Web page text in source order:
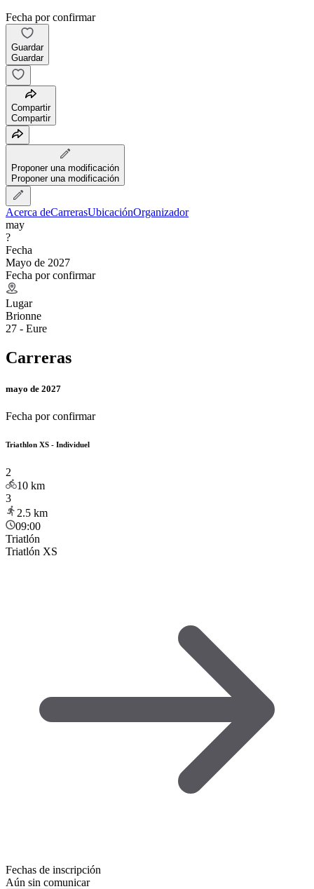
Fecha por confirmar
Guardar
Guardar
Compartir
Compartir
Proponer una modificación
Proponer una modificación
Acerca deCarrerasUbicaciónOrganizador
may
?
Fecha
Mayo de 2027
Fecha por confirmar
Lugar
Brionne
27 - Eure
Carreras
mayo de 2027
Fecha por confirmar
Triathlon XS - Individuel
2
10 km
3
2.5 km
09:00
Triatlón
Triatlón XS
Fechas de inscripción
Aún sin comunicar